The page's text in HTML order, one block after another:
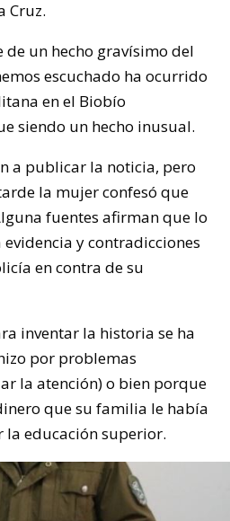
Cruz.
un hecho gravísimo del
escuchado ha ocurrido
en el Biobío
siendo un hecho inusual.
a publicar la noticia, pero
la mujer confesó que
fuentes afirman que lo
y contradicciones
en contra de su
inventar la historia se ha
por problemas
la atención) o bien porque
que su familia le había
educación superior.